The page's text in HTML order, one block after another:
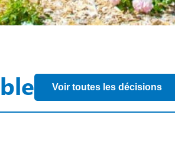
Voir toutes les décisions